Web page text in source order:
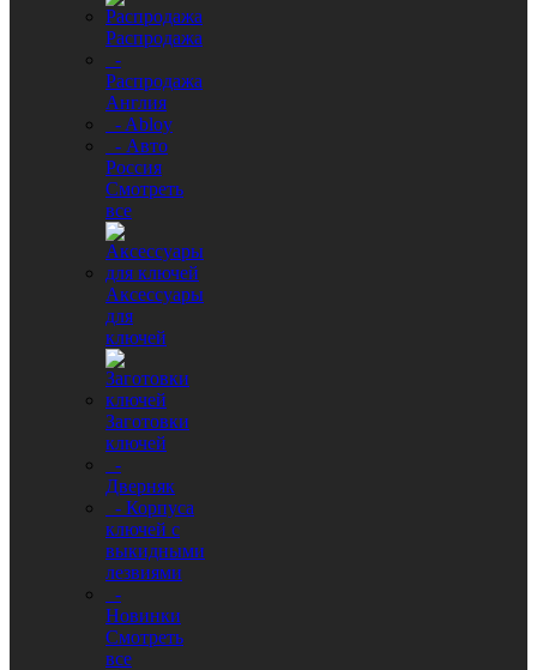
Распродажа
-
Распродажа
Англия
- Abloy
- Авто
Россия
Смотреть
все
Аксессуары
для
ключей
Заготовки
ключей
-
Дверняк
- Корпуса
ключей с
выкидными
лезвиями
-
Новинки
Смотреть
все